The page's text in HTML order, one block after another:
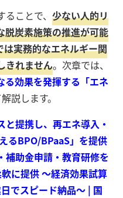
ことで、 少ない人的リ
脱炭素施策の推進が可能
は実務的なエネルギー関
きれません。次章では、
る効果を発揮する「エネ
説します。
提携し、再エネ導入・
るBPO/BPaaS」を提供
助金申請・教育研修を
に提供 ～経済効果試算
でスピード納品～ | 国